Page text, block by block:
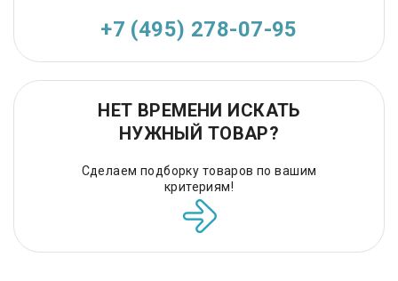
+7 (495) 278-07-95
НЕТ ВРЕМЕНИ ИСКАТЬ
НУЖНЫЙ ТОВАР?
Сделаем подборку товаров по вашим
критериям!